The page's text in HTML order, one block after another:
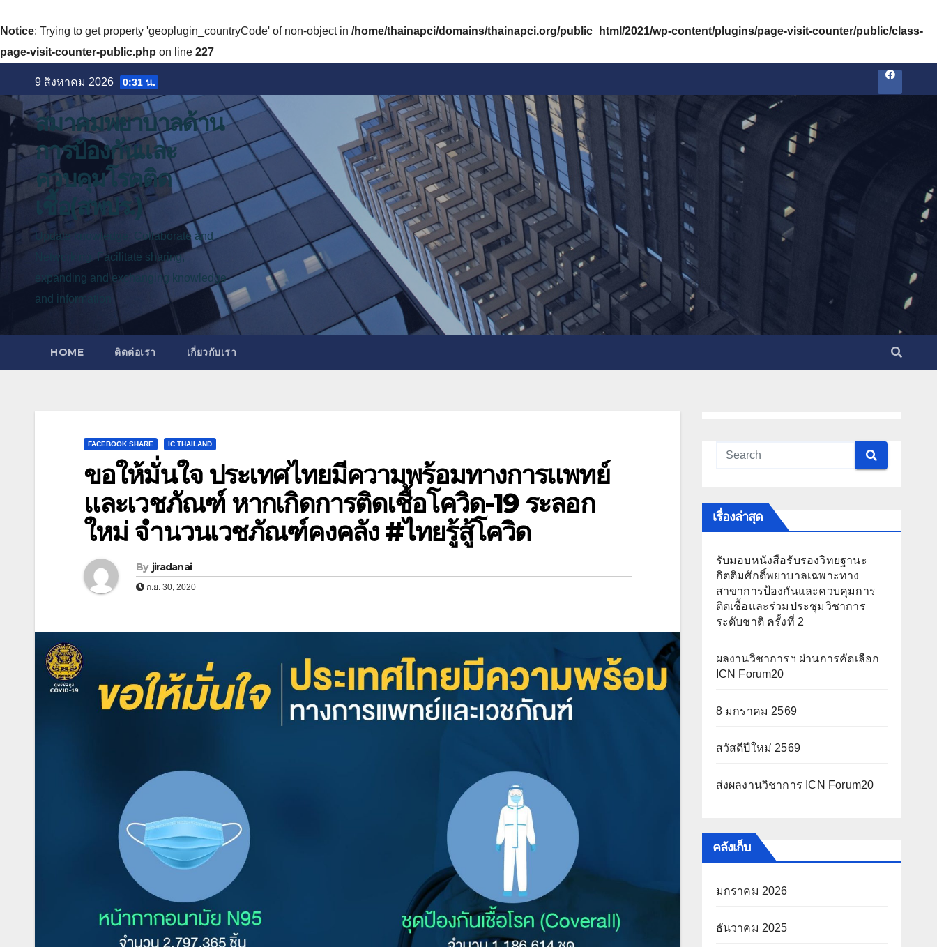
Notice: Trying to get property 'geoplugin_countryCode' of non-object in /home/thainapci/domains/thainapci.org/public_html/2021/wp-content/plugins/page-visit-counter/public/class-
page-visit-counter-public.php on line 227
to
content
9 สิงหาคม 2026 0:31 น.
สมาคมพยาบาลด้าน
การป้องกันและ
ควบคุมโรคติด
เชื้อ(สพปร.)
Update knowledge, Collaborate and
Networking, Facilitate sharing,
expanding and exchanging knowledge
and information
HOME ติดต่อเรา เกี่ยวกับเรา
FACEBOOK SHARE IC THAILAND
ขอให้มั่นใจ ประเทศไทยมีความพร้อมทางการแพทย์
และเวชภัณฑ์ หากเกิดการติดเชื้อโควิด-19 ระลอก
ใหม่ จำนวนเวชภัณฑ์คงคลัง #ไทยรู้สู้โควิด
By jiradanai
ก.ย. 30, 2020
เรื่องล่าสุด
รับมอบหนังสือรับรองวิทยฐานะ
กิตติมศักดิ์พยาบาลเฉพาะทาง
สาขาการป้องกันและควบคุมการ
ติดเชื้อและร่วมประชุมวิชาการ
ระดับชาติ ครั้งที่ 2
ผลงานวิชาการฯ ผ่านการคัดเลือก
ICN Forum20
8 มกราคม 2569
สวัสดีปีใหม่ 2569
ส่งผลงานวิชาการ ICN Forum20
คลังเก็บ
มกราคม 2026
ธันวาคม 2025